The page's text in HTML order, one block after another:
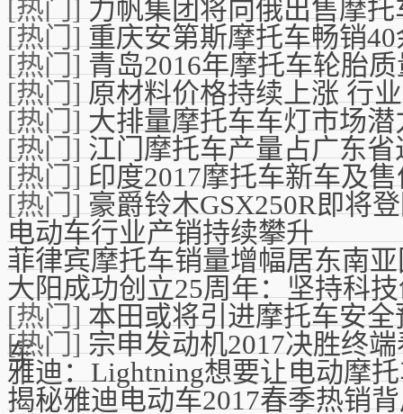
[热门]力帆集团将向俄出售摩
[热门]重庆安第斯摩托车畅销
[热门]青岛2016年摩托车轮胎
[热门]原材料价格持续上涨 行
[热门]大排量摩托车车灯市场潜
[热门]江门摩托车产量占广东
[热门]印度2017摩托车新车及
[热门]豪爵铃木GSX250R即将
电动车行业产销持续攀升
菲律宾摩托车销量增幅居东南
大阳成功创立25周年：坚持科
[热门]本田或将引进摩托车安
车
[热门]宗申发动机2017决胜终
雅迪：Lightning想要让电动摩
揭秘雅迪电动车2017春季热销